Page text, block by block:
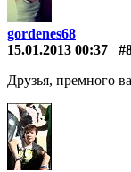
gordenes68
15.01.2013 00:37
Друзья, премного